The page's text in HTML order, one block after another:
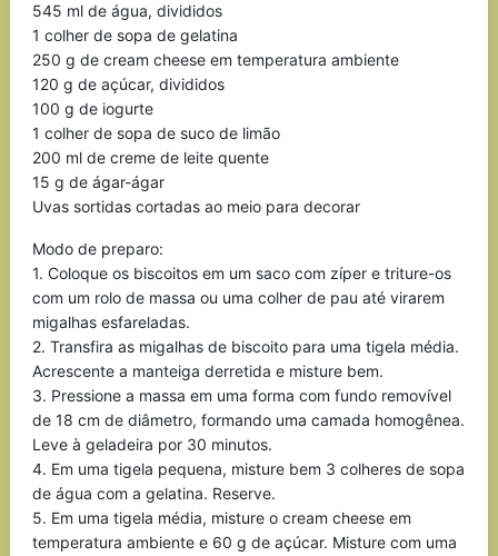
545 ml de água, divididos
1 colher de sopa de gelatina
250 g de cream cheese em temperatura ambiente
120 g de açúcar, divididos
100 g de iogurte
1 colher de sopa de suco de limão
200 ml de creme de leite quente
15 g de ágar-ágar
Uvas sortidas cortadas ao meio para decorar
Modo de preparo:
1. Coloque os biscoitos em um saco com zíper e triture-os
com um rolo de massa ou uma colher de pau até virarem
migalhas esfareladas.
2. Transfira as migalhas de biscoito para uma tigela média.
Acrescente a manteiga derretida e misture bem.
3. Pressione a massa em uma forma com fundo removível
de 18 cm de diâmetro, formando uma camada homogênea.
Leve à geladeira por 30 minutos.
4. Em uma tigela pequena, misture bem 3 colheres de sopa
de água com a gelatina. Reserve.
5. Em uma tigela média, misture o cream cheese em
temperatura ambiente e 60 g de açúcar. Misture com uma